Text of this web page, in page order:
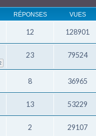
RÉPONSES VUES
12 128901
23 79524
8 36965
13 53229
2 29107